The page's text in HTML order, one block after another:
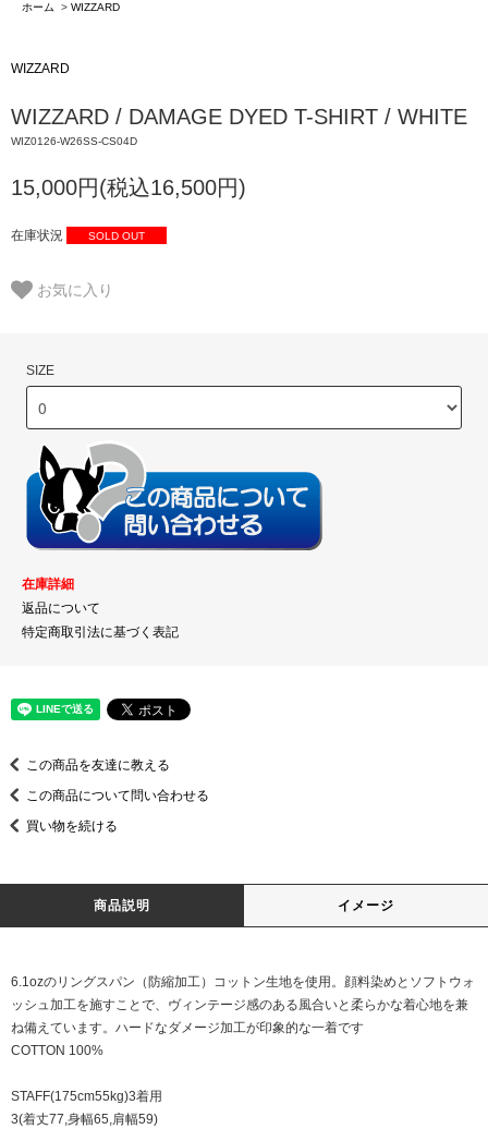
ホーム > WIZZARD
WIZZARD
WIZZARD / DAMAGE DYED T-SHIRT / WHITE
WIZ0126-W26SS-CS04D
15,000円(税込16,500円)
在庫状況 SOLD OUT
お気に入り
SIZE
在庫詳細
返品について
特定商取引法に基づく表記
この商品を友達に教える
この商品について問い合わせる
買い物を続ける
商品説明 イメージ
6.1ozのリングスパン（防縮加工）コットン生地を使用。顔料染めとソフトウォ
ッシュ加工を施すことで、ヴィンテージ感のある風合いと柔らかな着心地を兼
ね備えています。ハードなダメージ加工が印象的な一着です
COTTON 100%
STAFF(175cm55kg)3着用
3(着丈77,身幅65,肩幅59)